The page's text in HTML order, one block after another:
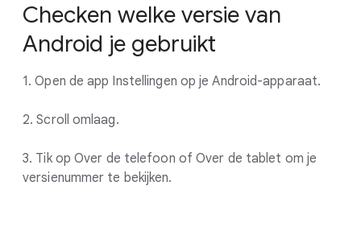
Checken welke versie van
Android je gebruikt
1. Open de app Instellingen op je Android-apparaat.
2. Scroll omlaag.
3. Tik op Over de telefoon of Over de tablet om je
versienummer te bekijken.